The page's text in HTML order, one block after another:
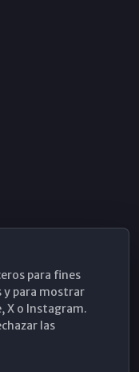
para fines
y para mostrar
X o Instagram.
las